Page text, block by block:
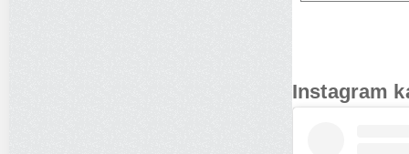
Instagram